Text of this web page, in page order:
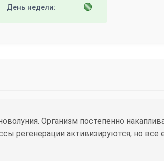
День недели: 🟢
Организм постепенно
регенерации активизируются, но все